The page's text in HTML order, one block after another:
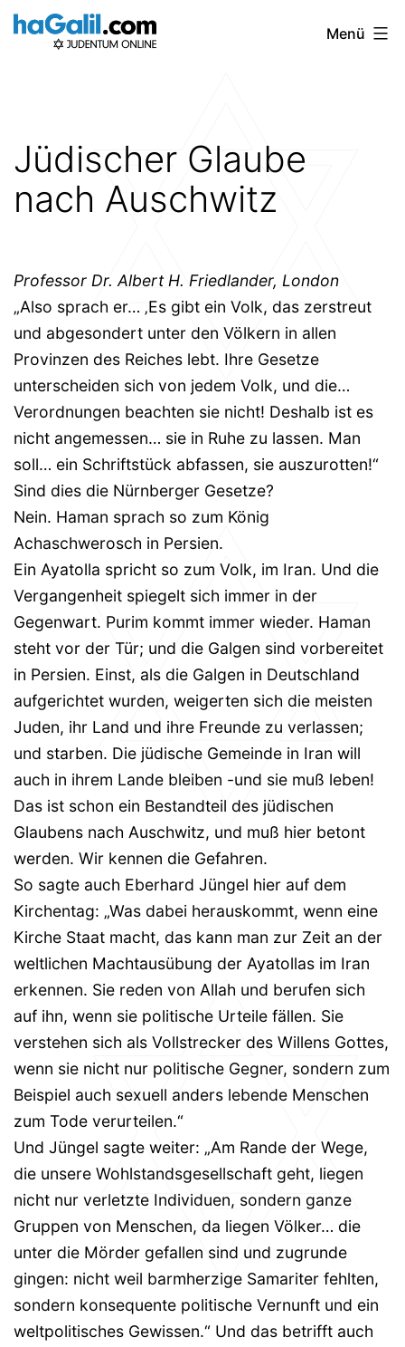
Zum
Inhalt
Menü
Jüdischer Glaube
nach Auschwitz
Professor Dr. Albert H. Friedlander, London
„Also sprach er… ‚Es gibt ein Volk, das zerstreut
und abgesondert unter den Völkern in allen
Provinzen des Reiches lebt. Ihre Gesetze
unterscheiden sich von jedem Volk, und die…
Verordnungen beachten sie nicht! Deshalb ist es
nicht angemessen… sie in Ruhe zu lassen. Man
soll… ein Schriftstück abfassen, sie auszurotten!“
Sind dies die Nürnberger Gesetze?
Nein. Haman sprach so zum König
Achaschwerosch in Persien.
Ein Ayatolla spricht so zum Volk, im Iran. Und die
Vergangenheit spiegelt sich immer in der
Gegenwart. Purim kommt immer wieder. Haman
steht vor der Tür; und die Galgen sind vorbereitet
in Persien. Einst, als die Galgen in Deutschland
aufgerichtet wurden, weigerten sich die meisten
Juden, ihr Land und ihre Freunde zu verlassen;
und starben. Die jüdische Gemeinde in Iran will
auch in ihrem Lande bleiben -und sie muß leben!
Das ist schon ein Bestandteil des jüdischen
Glaubens nach Auschwitz, und muß hier betont
werden. Wir kennen die Gefahren.
So sagte auch Eberhard Jüngel hier auf dem
Kirchentag: „Was dabei herauskommt, wenn eine
Kirche Staat macht, das kann man zur Zeit an der
weltlichen Machtausübung der Ayatollas im Iran
erkennen. Sie reden von Allah und berufen sich
auf ihn, wenn sie politische Urteile fällen. Sie
verstehen sich als Vollstrecker des Willens Gottes,
wenn sie nicht nur politische Gegner, sondern zum
Beispiel auch sexuell anders lebende Menschen
zum Tode verurteilen.“
Und Jüngel sagte weiter: „Am Rande der Wege,
die unsere Wohlstandsgesellschaft geht, liegen
nicht nur verletzte Individuen, sondern ganze
Gruppen von Menschen, da liegen Völker… die
unter die Mörder gefallen sind und zugrunde
gingen: nicht weil barmherzige Samariter fehlten,
sondern konsequente politische Vernunft und ein
weltpolitisches Gewissen.“ Und das betrifft auch